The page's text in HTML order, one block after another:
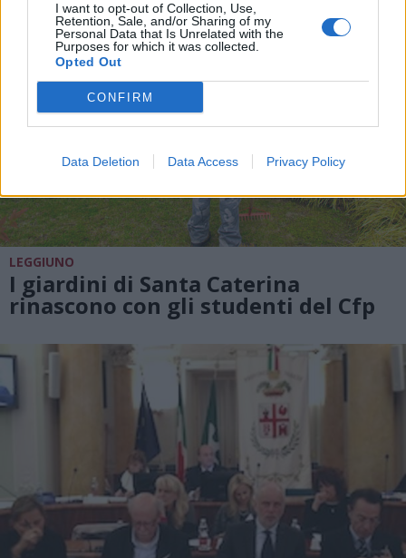
I want to opt-out of Collection, Use,
Retention, Sale, and/or Sharing of my
Personal Data that Is Unrelated with the
Purposes for which it was collected.
Opted Out
CONFIRM
Data Deletion Data Access Privacy Policy
LEGGIUNO
I giardini di Santa Caterina
rinascono con gli studenti del Cfp